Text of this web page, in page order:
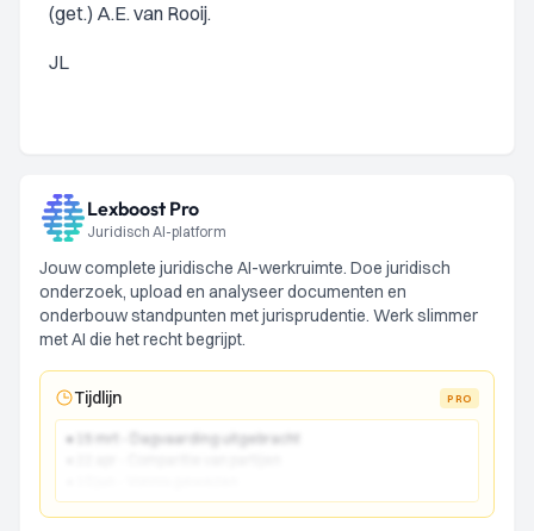
(get.) A.E. van Rooij.
JL
Lexboost Pro
Juridisch AI-platform
Jouw complete juridische AI-werkruimte. Doe juridisch
onderzoek, upload en analyseer documenten en
onderbouw standpunten met jurisprudentie. Werk slimmer
met AI die het recht begrijpt.
Tijdlijn PRO
● 15 mrt - Dagvaarding uitgebracht